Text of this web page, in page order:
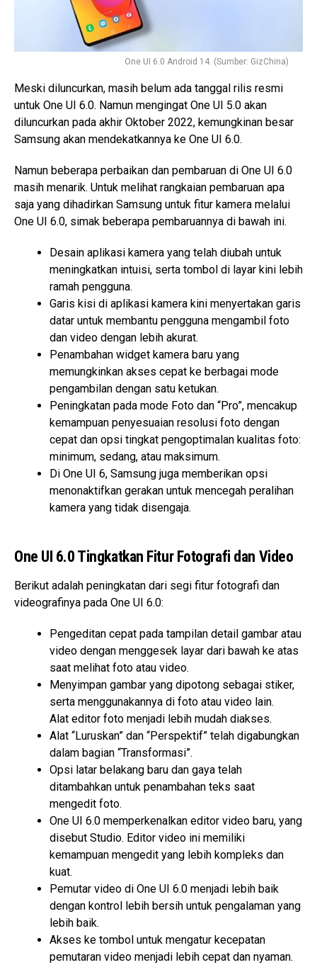
One UI 6.0 Android 14. (Sumber: GizChina)
Meski diluncurkan, masih belum ada tanggal rilis resmi
untuk One UI 6.0. Namun mengingat One UI 5.0 akan
diluncurkan pada akhir Oktober 2022, kemungkinan besar
Samsung akan mendekatkannya ke One UI 6.0.
Namun beberapa perbaikan dan pembaruan di One UI 6.0
masih menarik. Untuk melihat rangkaian pembaruan apa
saja yang dihadirkan Samsung untuk fitur kamera melalui
One UI 6.0, simak beberapa pembaruannya di bawah ini.
Desain aplikasi kamera yang telah diubah untuk
meningkatkan intuisi, serta tombol di layar kini lebih
ramah pengguna.
Garis kisi di aplikasi kamera kini menyertakan garis
datar untuk membantu pengguna mengambil foto
dan video dengan lebih akurat.
Penambahan widget kamera baru yang
memungkinkan akses cepat ke berbagai mode
pengambilan dengan satu ketukan.
Peningkatan pada mode Foto dan “Pro”, mencakup
kemampuan penyesuaian resolusi foto dengan
cepat dan opsi tingkat pengoptimalan kualitas foto:
minimum, sedang, atau maksimum.
Di One UI 6, Samsung juga memberikan opsi
menonaktifkan gerakan untuk mencegah peralihan
kamera yang tidak disengaja.
One UI 6.0 Tingkatkan Fitur Fotografi dan Video
Berikut adalah peningkatan dari segi fitur fotografi dan
videografinya pada One UI 6.0:
Pengeditan cepat pada tampilan detail gambar atau
video dengan menggesek layar dari bawah ke atas
saat melihat foto atau video.
Menyimpan gambar yang dipotong sebagai stiker,
serta menggunakannya di foto atau video lain.
Alat editor foto menjadi lebih mudah diakses.
Alat “Luruskan” dan “Perspektif” telah digabungkan
dalam bagian “Transformasi”.
Opsi latar belakang baru dan gaya telah
ditambahkan untuk penambahan teks saat
mengedit foto.
One UI 6.0 memperkenalkan editor video baru, yang
disebut Studio. Editor video ini memiliki
kemampuan mengedit yang lebih kompleks dan
kuat.
Pemutar video di One UI 6.0 menjadi lebih baik
dengan kontrol lebih bersih untuk pengalaman yang
lebih baik.
Akses ke tombol untuk mengatur kecepatan
pemutaran video menjadi lebih cepat dan nyaman.